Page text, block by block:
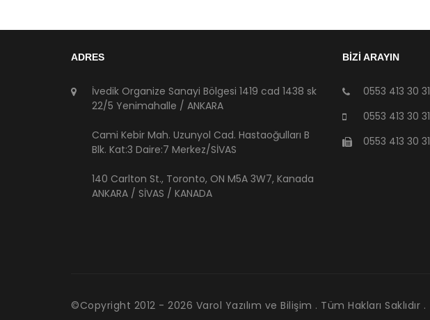
ADRES
İvedik Organize Sanayi Bölgesi 1419 cad 1438 sk
22/5 Yenimahalle / ANKARA
Cami Kebir Mah. Uzunyol Cad. Hastaoğulları B
Blk. Kat:3 Daire:7 Merkez/SİVAS
140 Carlton St., Toronto, ON M5A 3W7, Kanada
ANKARA / SİVAS / KANADA
BİZİ ARAYIN
0553 413 30 31
0553 413 30 31
0553 413 30 31
©Copyright 2012 - 2026 Varol Yazılım ve Bilişim . Tüm Hakları Saklıdır .